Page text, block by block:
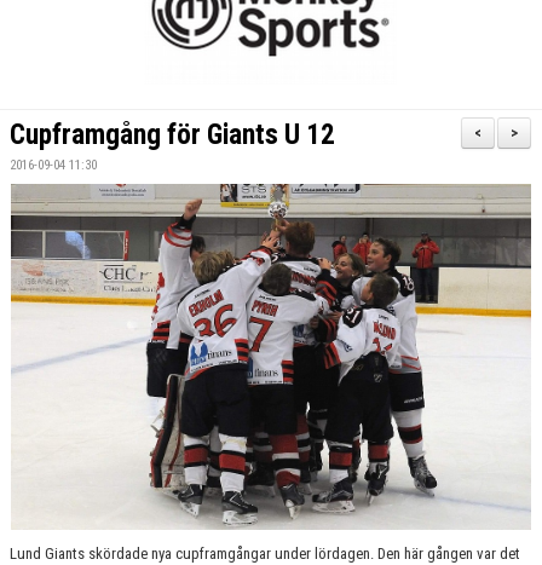
OM OSS
SPONSORER
MEDLEMSKAP
LUND GIANTS RÖDA TRÅD
>
<
Cupframgång för Giants U 12
2016-09-04 11:30
Lund Giants skördade nya cupframgångar under lördagen. Den här gången var det